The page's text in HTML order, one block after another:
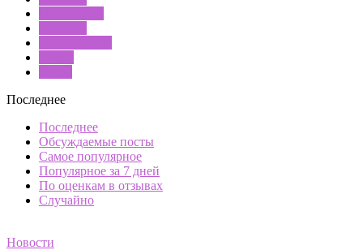
Последнее
Последнее
Обсуждаемые посты
Самое популярное
Популярное за 7 дней
По оценкам в отзывах
Случайно
Новости